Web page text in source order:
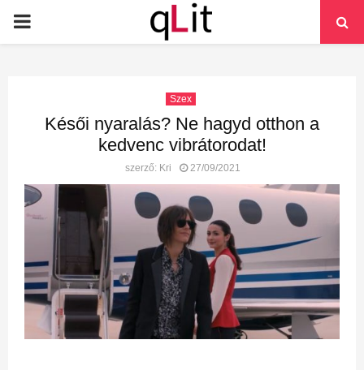
PRIMARY
Szex
Késői nyaralás? Ne hagyd otthon a
kedvenc vibrátorodat!
szerző: Kri 27/09/2021